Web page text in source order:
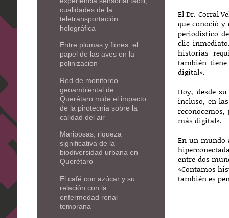
El Dr. Corral
que conoció y
periodístico
clic
historias
también
digital».
Hoy, desde
incluso, en
más digital».
En un mundo
entre dos
«Contamos
también es
cualidades de la
teletransportación
holográfica
Entre plumas y flores: el
papel de las aves en la
polinización
Red de monitoreo
geoambiental de
Querétaro mide el impacto
de la pirotecnia sobre la
calidad del air
Mariposas, riqueza
significativa de la
biodiversidad urbana en
Querétaro
El café con azúcar y su
relación con la
enfermedad renal
temprana